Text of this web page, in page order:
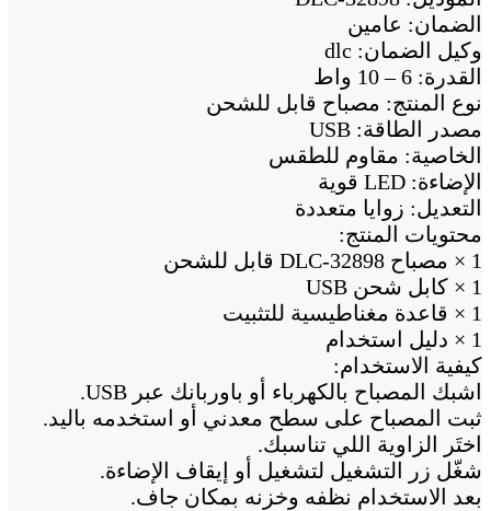
الضمان: عامين
وكيل الضمان: dlc
القدرة: 6 – 10 واط
نوع المنتج: مصباح قابل للشحن
مصدر الطاقة: USB
الخاصية: مقاوم للطقس
الإضاءة: LED قوية
التعديل: زوايا متعددة
محتويات المنتج:
1 × مصباح DLC-32898 قابل للشحن
1 × كابل شحن USB
1 × قاعدة مغناطيسية للتثبيت
1 × دليل استخدام
كيفية الاستخدام:
اشبك المصباح بالكهرباء أو باوربانك عبر USB.
ثبت المصباح على سطح معدني أو استخدمه باليد.
اختَر الزاوية اللي تناسبك.
شغّل زر التشغيل لتشغيل أو إيقاف الإضاءة.
بعد الاستخدام نظفه وخزنه بمكان جاف.